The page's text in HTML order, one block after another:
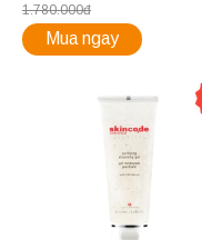
1.780.000đ
Mua ngay